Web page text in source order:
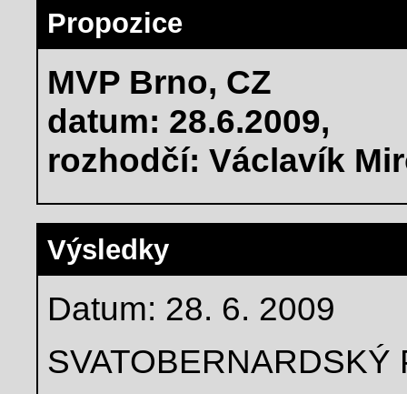
Propozice
MVP Brno, CZ
datum: 28.6.2009,
rozhodčí: Václavík
Výsledky
Datum: 28. 6. 2009